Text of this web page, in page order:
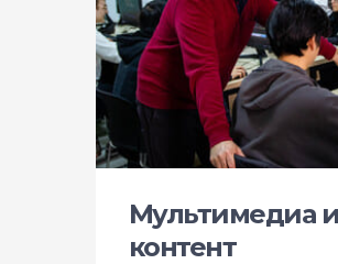
Мультимедиа
контент